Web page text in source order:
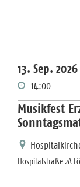
13. Sep. 2026
14:00
Musikfest
Hospitalstraße 2A